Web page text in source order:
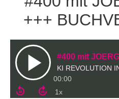
+++
KI REVOLUTION
00:00